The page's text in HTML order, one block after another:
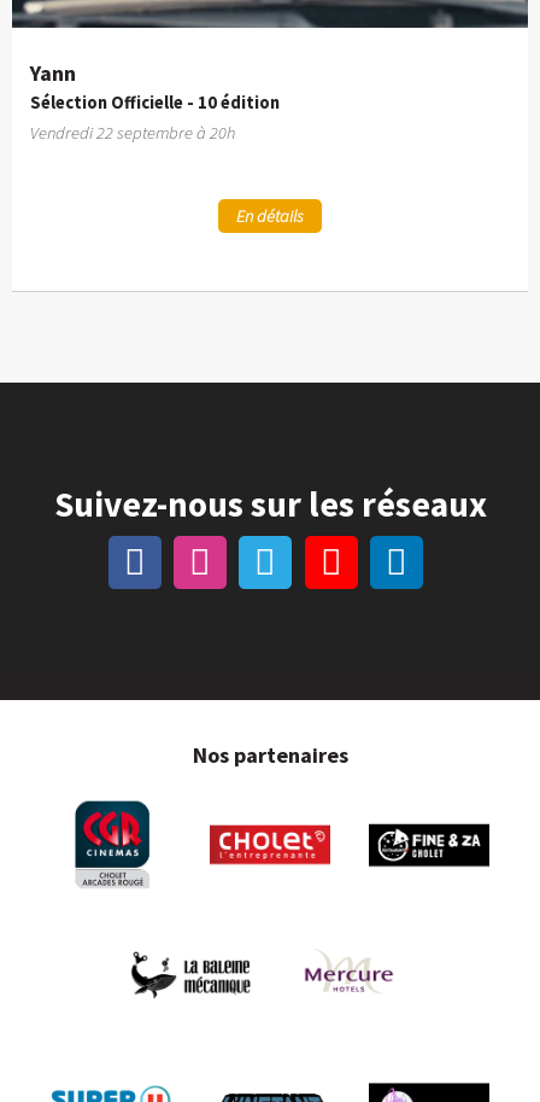
Yann
Sélection Officielle - 10 édition
Vendredi 22 septembre à 20h
En détails
Suivez-nous sur les réseaux
Nos partenaires